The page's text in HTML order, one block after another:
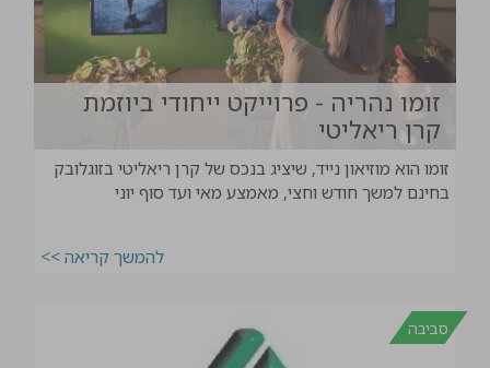
זומו נהריה - פרוייקט ייחודי ביוזמת
קרן ריאליטי
זומו הוא מוזיאון נייד, שיציג בנכס של קרן ריאליטי בזוגלובק
בחינם למשך חודש וחצי, מאמצע מאי ועד סוף יוני
להמשך קריאה >>
סביבה